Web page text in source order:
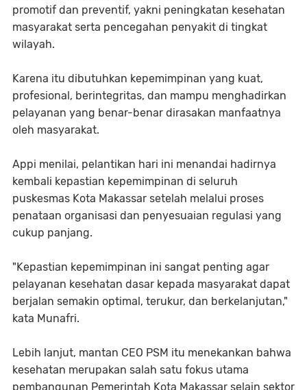
promotif dan preventif, yakni peningkatan kesehatan
masyarakat serta pencegahan penyakit di tingkat
wilayah.
Karena itu dibutuhkan kepemimpinan yang kuat,
profesional, berintegritas, dan mampu menghadirkan
pelayanan yang benar-benar dirasakan manfaatnya
oleh masyarakat.
Appi menilai, pelantikan hari ini menandai hadirnya
kembali kepastian kepemimpinan di seluruh
puskesmas Kota Makassar setelah melalui proses
penataan organisasi dan penyesuaian regulasi yang
cukup panjang.
"Kepastian kepemimpinan ini sangat penting agar
pelayanan kesehatan dasar kepada masyarakat dapat
berjalan semakin optimal, terukur, dan berkelanjutan,"
kata Munafri.
Lebih lanjut, mantan CEO PSM itu menekankan bahwa
kesehatan merupakan salah satu fokus utama
pembangunan Pemerintah Kota Makassar selain sektor